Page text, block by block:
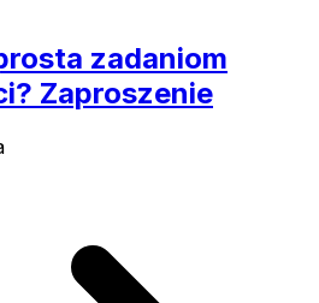
zadaniom
Zaproszenie